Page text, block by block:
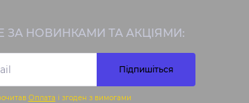
ЗА НОВИНКАМИ ТА АКЦІЯМИ:
Підпишіться
Оплата і згоден з вимогами